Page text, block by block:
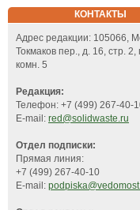
КОНТАКТЫ
Адрес редакции: 105066,
Токмаков пер., д. 16, стр. 2,
комн. 5
Редакция:
Телефон: +7 (499) 267-40-
E-mail: red@solidwaste.ru
Отдел подписки:
Прямая линия:
+7 (499) 267-40-10
E-mail: